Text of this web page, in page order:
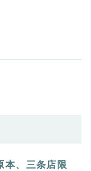
本、三条店限